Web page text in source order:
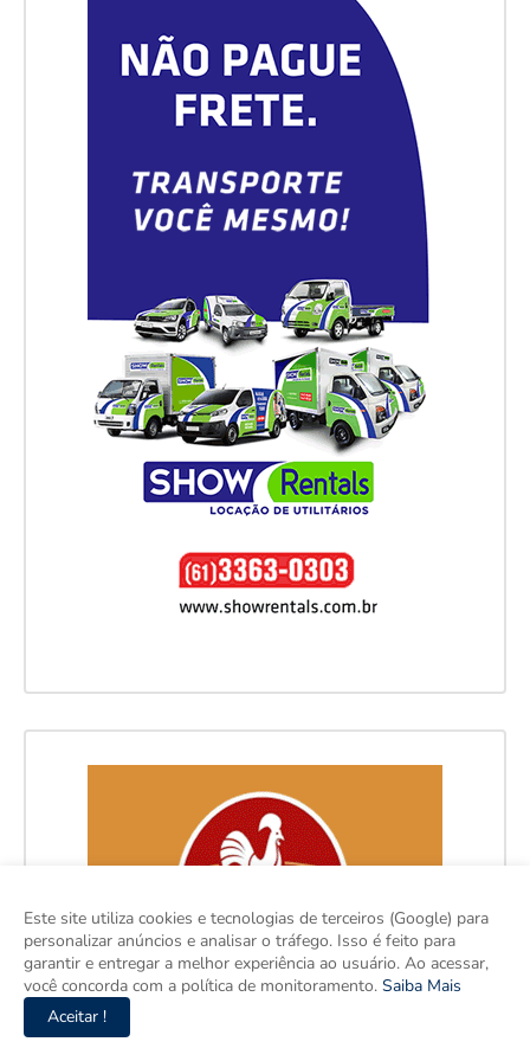
Este site utiliza cookies e tecnologias de terceiros (Google) para
personalizar anúncios e analisar o tráfego. Isso é feito para
garantir e entregar a melhor experiência ao usuário. Ao acessar,
você concorda com a política de monitoramento. Saiba Mais
Aceitar !